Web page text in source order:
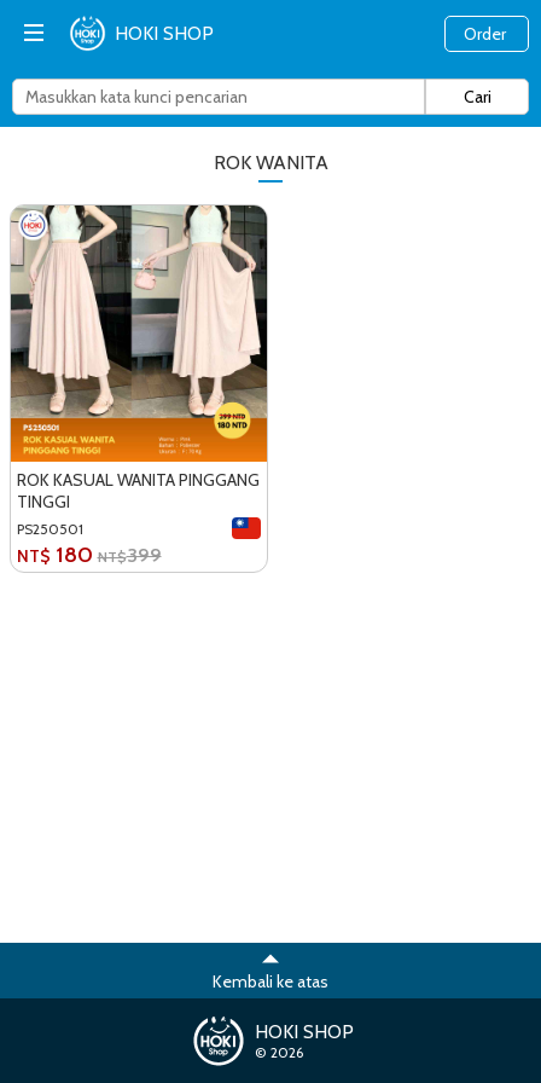
Order
HOKI SHOP
ROK WANITA
ROK KASUAL WANITA PINGGANG
TINGGI
PS250501
NT$ 180 NT$399
Kembali ke atas
HOKI SHOP
© 2026